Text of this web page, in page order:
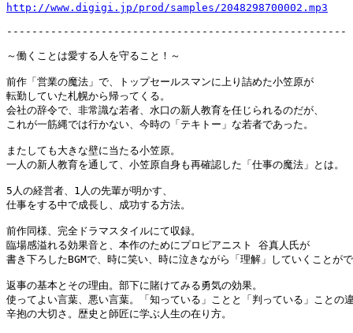
http://www.digigi.jp/prod/samples/2048298700002.mp3
------------------------------------------------------
～働くことは愛する人を守ること！～
前作「営業の魔法」で、トップセールスマンに上り詰めた小笠原が
転勤していた札幌から帰ってくる。
会社の辞令で、非常識な若者、水口の新人教育を任じられるのだが、
これが一筋縄では行かない、今時の「テキトー」な若者であった。
またしても大きな壁に当たる小笠原。
一人の新人教育を通して、小笠原自身も再確認した「仕事の魔法」とは。
5人の経営者、1人の先輩が明かす、
仕事をする中で成長し、成功する方法。
前作同様、完全ドラマスタイルにて収録。
臨場感溢れる効果音と、本作のためにプロピアニスト 谷真人氏が
書き下ろしたBGMで、時に笑い、時に泣きながら「理解」していくことが
返事の基本とその理由。部下に賭けてみる勇気の効果。
使ってよい言葉、悪い言葉。「知っている」ことと「判っている」ことの
辛抱の大切さ。歴史と師匠に学ぶ人生の在り方。